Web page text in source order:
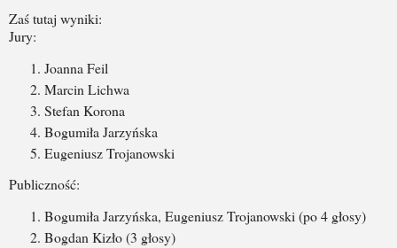
Zaś tutaj wyniki:
Jury:
Joanna Feil
Marcin Lichwa
Stefan Korona
Bogumiła Jarzyńska
Eugeniusz Trojanowski
Publiczność:
Bogumiła Jarzyńska, Eugeniusz Trojanowski (po 4 głosy)
Bogdan Kizło (3 głosy)